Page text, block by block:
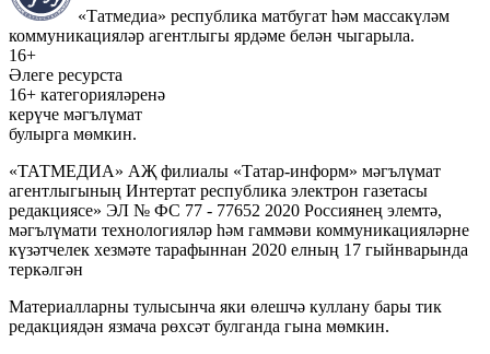
«Татмедиа» республика матбугат һәм массакүләм
коммуникацияләр агентлыгы ярдәме белән чыгарыла.
16+
Әлеге ресурста
16+ категорияләренә
керүче мәгълүмат
булырга мөмкин.
«ТАТМЕДИА» АҖ филиалы «Татар-информ» мәгълүмат
агентлыгының Интертат республика электрон газетасы
редакциясе» ЭЛ № ФС 77 - 77652 2020 Россиянең элемтә,
мәгълүмати технологияләр һәм гаммәви коммуникацияләрне
күзәтчелек хезмәте тарафыннан 2020 елның 17 гыйнварында
теркәлгән
Материалларны тулысынча яки өлешчә куллану бары тик
редакциядән язмача рөхсәт булганда гына мөмкин.